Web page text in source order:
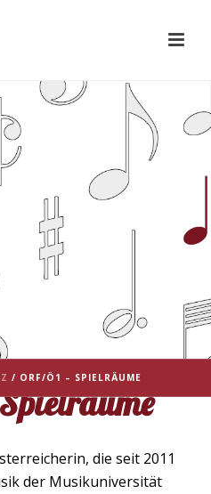
/ ORF/Ö1 – SPIELRÄUME
die seit 2011
der Musikuniversität